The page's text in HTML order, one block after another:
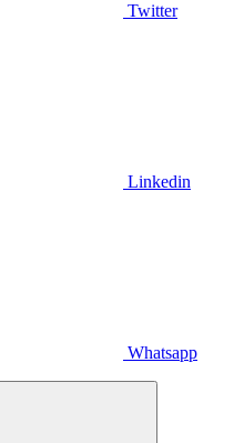
Twitter
Linkedin
Whatsapp